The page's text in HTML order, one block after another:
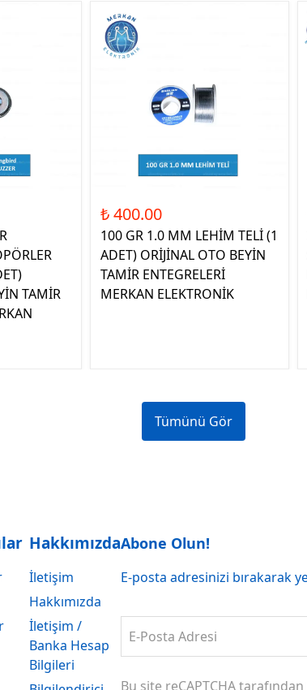
TAMİR
₺ 400.00
100 GR 1.0 MM LEHİM TELİ (1
ADET) ORİJİNAL OTO BEYİN
TAMİR ENTEGRELERİ
MERKAN ELEKTRONİK
Tümünü Gör
Hakkımızda
İletişim
Hakkımızda
İletişim /
Banka Hesap
Bilgileri
Abone Olun!
E-posta adresinizi bırakarak
E-Posta Adresi
Bu site reCAPTCHA